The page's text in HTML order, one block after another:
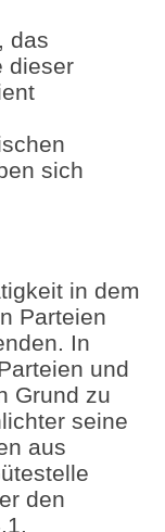
das
dieser
sich
in dem
Parteien
In
und
Grund zu
seine
aus
den